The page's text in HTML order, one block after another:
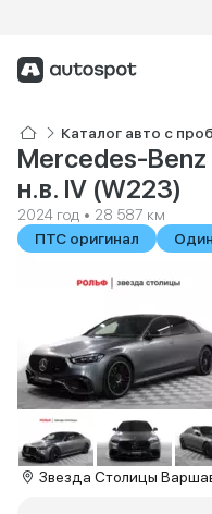
Каталог авто с
Mercedes-Benz
н.в. IV (W223)
2024 год • 28 587 км
ПТС оригинал
Звезда Столицы